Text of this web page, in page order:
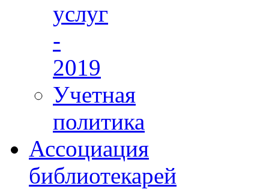
услуг
-
2019
Учетная
политика
Ассоциация
библиотекарей